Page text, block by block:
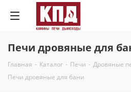
Печи дровяные для
Главная - Каталог - Печи - Дровяные
Печи дровяные для бани